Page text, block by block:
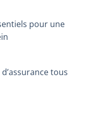
pour une
tous